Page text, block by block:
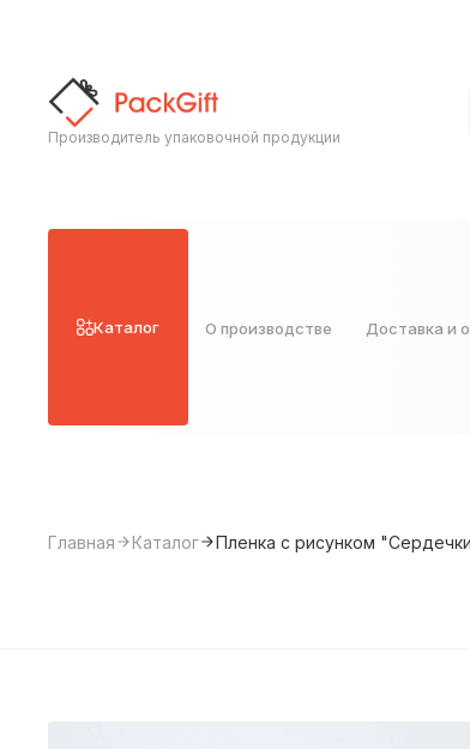
Производитель упаковочной продукции
Каталог О производстве Доставка и
Главная Каталог Пленка с рисунком